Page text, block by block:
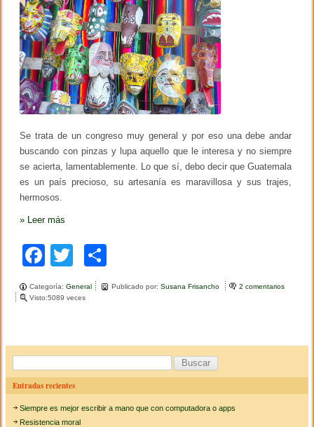
Se trata de un congreso muy general y por eso una debe andar
buscando con pinzas y lupa aquello que le interesa y no siempre
se acierta, lamentablemente. Lo que sí, debo decir que Guatemala
es un país precioso, su artesanía es maravillosa y sus trajes,
hermosos.
» Leer más
F
a
c
b
o
o
k
wi
tt
o
ar
tir
Categoría:General Publicado por:Susana Frisancho 2 comentarios
é
Visto:5089 veces
u
c
Entradas recientes
Siempre es mejor escribir a mano que con computadora o apps
Resistencia moral